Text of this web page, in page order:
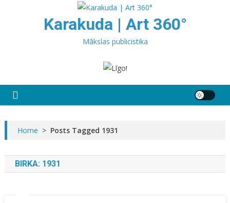
Karakuda | Art 360°
Mākslas publicistika
Home > Posts Tagged 1931
BIRKA: 1931